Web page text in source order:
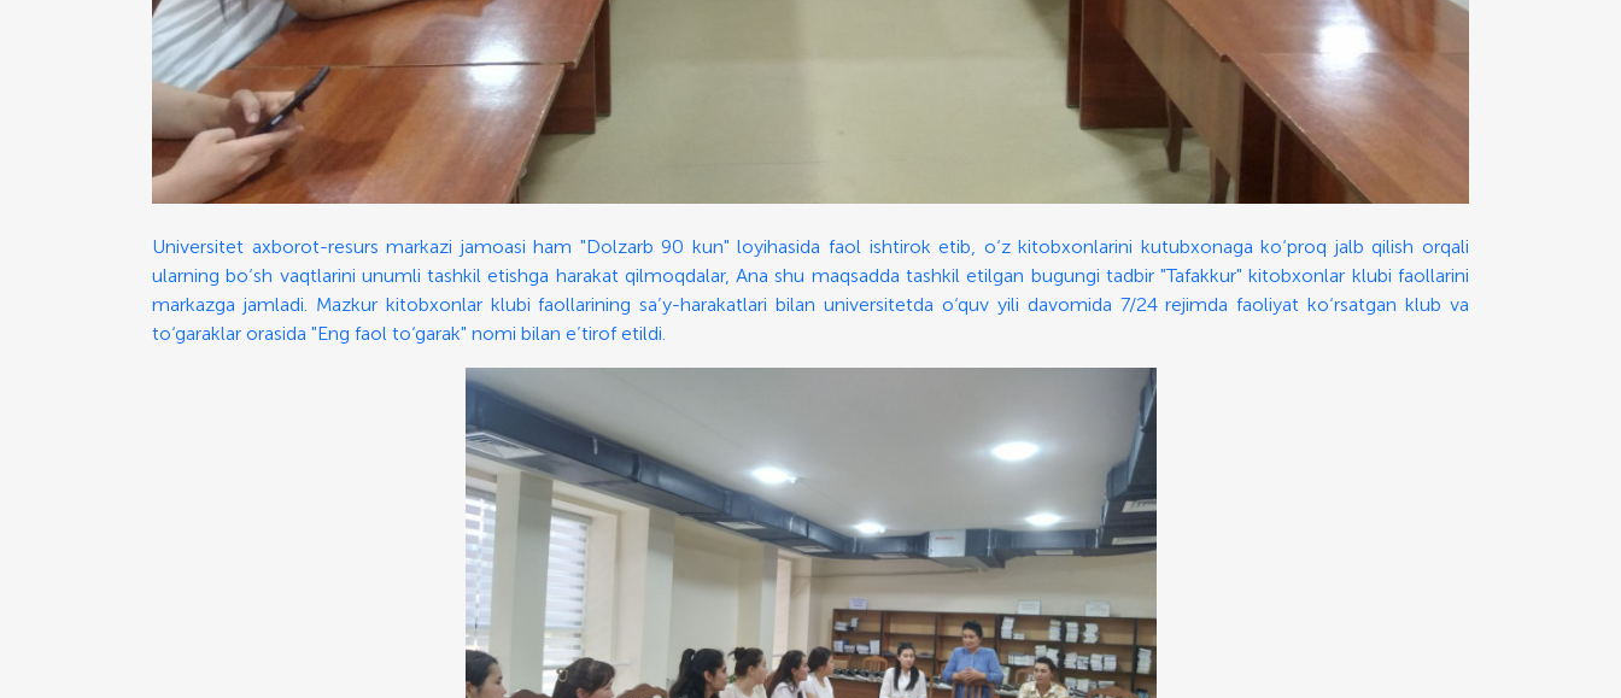
Universitet axborot-resurs markazi jamoasi ham "Dolzarb 90 kun" loyihasida faol ishtirok etib, o‘z kitobxonlarini kutubxonaga ko‘proq jalb qilish orqali
ularning bo‘sh vaqtlarini unumli tashkil etishga harakat qilmoqdalar, Ana shu maqsadda tashkil etilgan bugungi tadbir "Tafakkur" kitobxonlar klubi faollarini
markazga jamladi. Mazkur kitobxonlar klubi faollarining sa’y-harakatlari bilan universitetda o‘quv yili davomida 7/24 rejimda faoliyat ko‘rsatgan klub va
to‘garaklar orasida "Eng faol to‘garak" nomi bilan e’tirof etildi.